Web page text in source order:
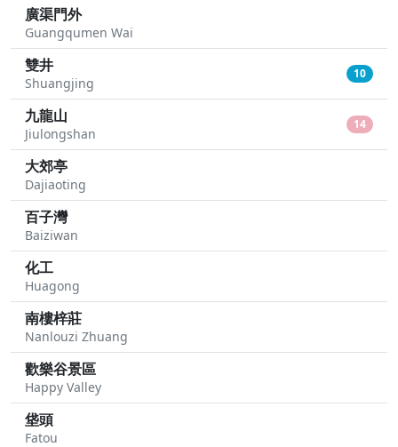
廣渠門外
Guangqumen Wai
雙井
Shuangjing
10
九龍山
Jiulongshan
14
大郊亭
Dajiaoting
百子灣
Baiziwan
化工
Huagong
南樓梓莊
Nanlouzi Zhuang
歡樂谷景區
Happy Valley
垡頭
Fatou